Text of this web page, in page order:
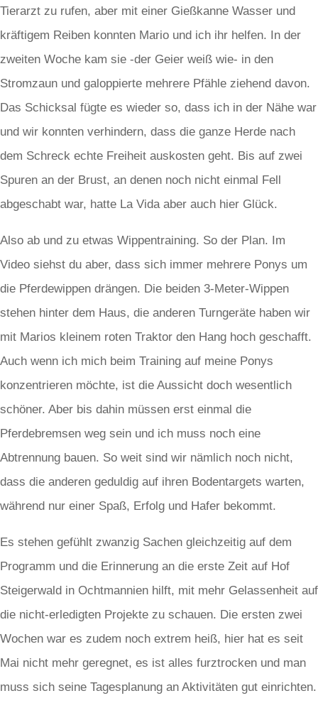
Tierarzt zu rufen, aber mit einer Gießkanne Wasser und
kräftigem Reiben konnten Mario und ich ihr helfen. In der
zweiten Woche kam sie -der Geier weiß wie- in den
Stromzaun und galoppierte mehrere Pfähle ziehend davon.
Das Schicksal fügte es wieder so, dass ich in der Nähe war
und wir konnten verhindern, dass die ganze Herde nach
dem Schreck echte Freiheit auskosten geht. Bis auf zwei
Spuren an der Brust, an denen noch nicht einmal Fell
abgeschabt war, hatte La Vida aber auch hier Glück.
Also ab und zu etwas Wippentraining. So der Plan. Im
Video siehst du aber, dass sich immer mehrere Ponys um
die Pferdewippen drängen. Die beiden 3-Meter-Wippen
stehen hinter dem Haus, die anderen Turngeräte haben wir
mit Marios kleinem roten Traktor den Hang hoch geschafft.
Auch wenn ich mich beim Training auf meine Ponys
konzentrieren möchte, ist die Aussicht doch wesentlich
schöner. Aber bis dahin müssen erst einmal die
Pferdebremsen weg sein und ich muss noch eine
Abtrennung bauen. So weit sind wir nämlich noch nicht,
dass die anderen geduldig auf ihren Bodentargets warten,
während nur einer Spaß, Erfolg und Hafer bekommt.
Es stehen gefühlt zwanzig Sachen gleichzeitig auf dem
Programm und die Erinnerung an die erste Zeit auf Hof
Steigerwald in Ochtmannien hilft, mit mehr Gelassenheit auf
die nicht-erledigten Projekte zu schauen. Die ersten zwei
Wochen war es zudem noch extrem heiß, hier hat es seit
Mai nicht mehr geregnet, es ist alles furztrocken und man
muss sich seine Tagesplanung an Aktivitäten gut einrichten.